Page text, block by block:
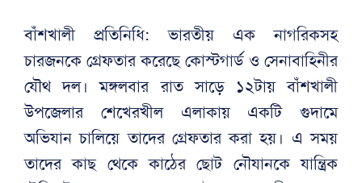
বাঁশখালী প্রতিনিধি: ভারতীয় এক নাগরিকসহ
চারজনকে গ্রেফতার করেছে কোস্টগার্ড ও সেনাবাহিনীর
যৌথ দল। মঙ্গলবার রাত সাড়ে ১২টায় বাঁশখালী
উপজেলার শেখেরখীল এলাকায় একটি গুদামে
অভিযান চালিয়ে তাদের গ্রেফতার করা হয়। এ সময়
তাদের কাছ থেকে কাঠের ছোট নৌযানকে যান্ত্রিক